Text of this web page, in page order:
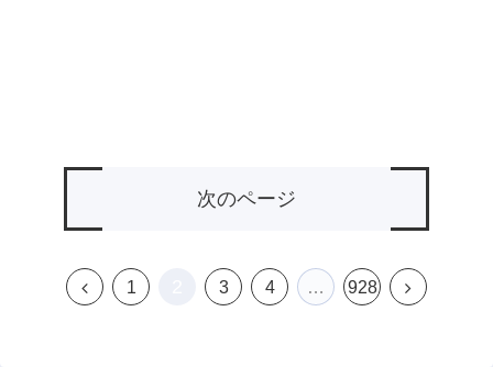
次のページ
前
1 3 4 … 928
次